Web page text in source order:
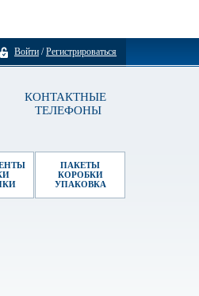
Войти /Регистрироваться
КОНТАКТНЫЕ
ТЕЛЕФОНЫ
ПАКЕТЫ
КОРОБКИ
УПАКОВКА